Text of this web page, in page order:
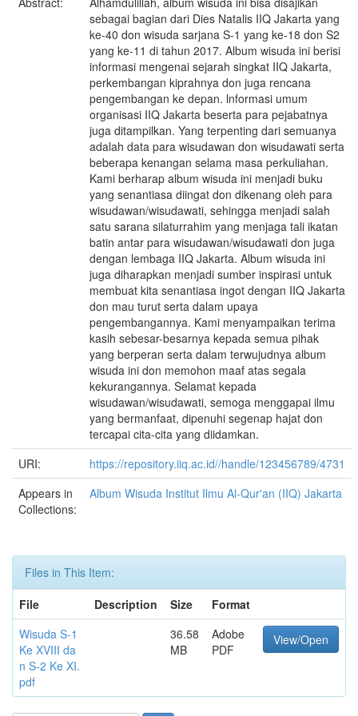
sebagai bagian dari Dies Natalis IIQ Jakarta yang
ke-40 don wisuda sarjana S-1 yang ke-18 don S2
yang ke-11 di tahun 2017. Album wisuda ini berisi
informasi mengenai sejarah singkat IIQ Jakarta,
perkembangan kiprahnya don juga rencana
pengembangan ke depan. lnformasi umum
organisasi IIQ Jakarta beserta para pejabatnya
juga ditampilkan. Yang terpenting dari semuanya
adalah data para wisudawan don wisudawati serta
beberapa kenangan selama masa perkuliahan.
Kami berharap album wisuda ini menjadi buku
yang senantiasa diingat don dikenang oleh para
wisudawan/wisudawati, sehingga menjadi salah
satu sarana silaturrahim yang menjaga tali ikatan
batin antar para wisudawan/wisudawati don juga
dengan lembaga IIQ Jakarta. Album wisuda ini
juga diharapkan menjadi sumber inspirasi untuk
membuat kita senantiasa ingot dengan IIQ Jakarta
don mau turut serta dalam upaya
pengembangannya. Kami menyampaikan terima
kasih sebesar-besarnya kepada semua pihak
yang berperan serta dalam terwujudnya album
wisuda ini don memohon maaf atas segala
kekurangannya. Selamat kepada
wisudawan/wisudawati, semoga menggapai ilmu
yang bermanfaat, dipenuhi segenap hajat don
tercapai cita-cita yang diidamkan.
URI:
https://repository.iiq.ac.id//handle/123456789/4731
Appears in
Collections:
Album Wisuda Institut Ilmu Al-Qur'an (IIQ) Jakarta
Files in This Item:
File
Description Size
Format
Wisuda S-1
Ke XVIII da
n S-2 Ke XI.
pdf
36.58
MB
Adobe
PDF
View/Open